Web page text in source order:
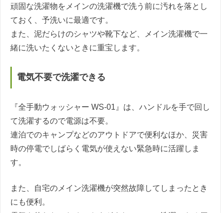
頑固な洗濯物をメインの洗濯機で洗う前に汚れを落とし
ておく、予洗いに最適です。
また、泥だらけのシャツや靴下など、メイン洗濯機で一
緒に洗いたくないときに重宝します。
電気不要で洗濯できる
『全手動ウォッシャー WS-01』は、ハンドルを手で回し
て洗濯するので電源は不要。
連泊でのキャンプなどのアウトドアで便利なほか、災害
時の停電でしばらく電気が使えない緊急時に活躍しま
す。
また、自宅のメイン洗濯機が突然故障してしまったとき
にも便利。